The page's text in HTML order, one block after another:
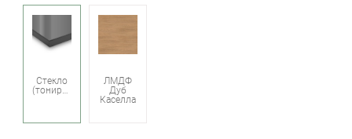
Стекло
ЛМДФ
Дуб
Каселла